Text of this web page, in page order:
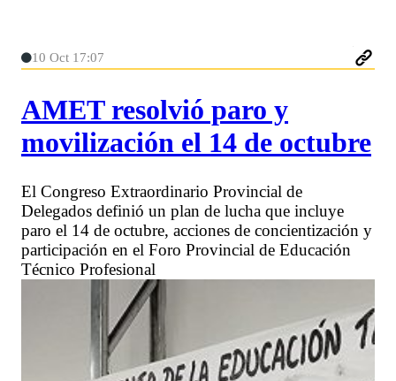
10 Oct 17:07
AMET resolvió paro y
movilización el 14 de octubre
El Congreso Extraordinario Provincial de
Delegados definió un plan de lucha que incluye
paro el 14 de octubre, acciones de concientización y
participación en el Foro Provincial de Educación
Técnico Profesional